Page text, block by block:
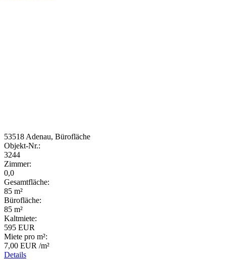
53518 Adenau, Bürofläche
Objekt-Nr.:
3244
Zimmer:
0,0
Gesamtfläche:
85 m²
Bürofläche:
85 m²
Kaltmiete:
595 EUR
Miete pro m²:
7,00 EUR /m²
Details